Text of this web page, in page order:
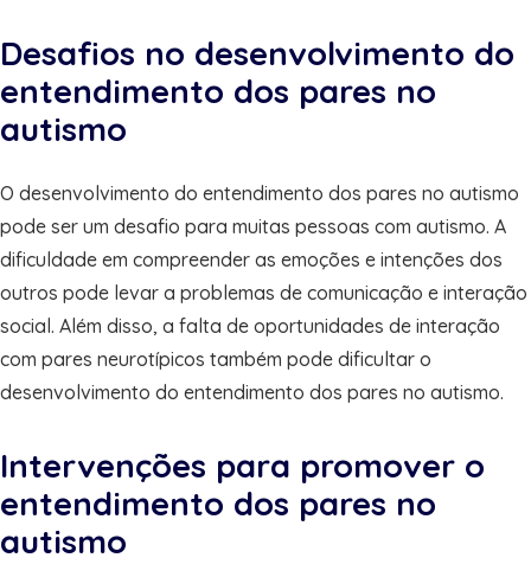
Desafios no desenvolvimento do
entendimento dos pares no
autismo
O desenvolvimento do entendimento dos pares no autismo
pode ser um desafio para muitas pessoas com autismo. A
dificuldade em compreender as emoções e intenções dos
outros pode levar a problemas de comunicação e interação
social. Além disso, a falta de oportunidades de interação
com pares neurotípicos também pode dificultar o
desenvolvimento do entendimento dos pares no autismo.
Intervenções para promover o
entendimento dos pares no
autismo